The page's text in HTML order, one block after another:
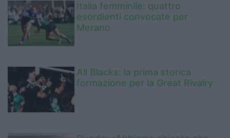
Italia femminile: quattro
esordienti convocate per
Merano
All Blacks: la prima storica
formazione per la Great Rivalry